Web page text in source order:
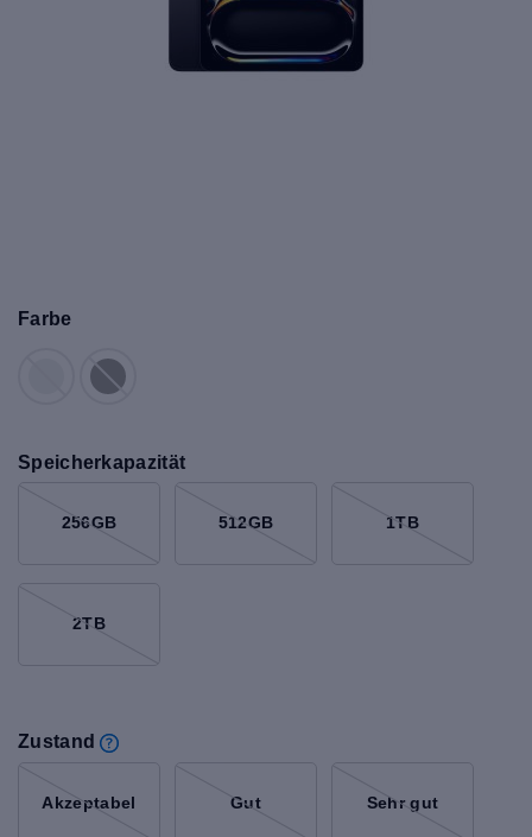
Farbe
Speicherkapazität
256GB 512GB 1TB
2TB
Zustand
Akzeptabel Gut Sehr gut